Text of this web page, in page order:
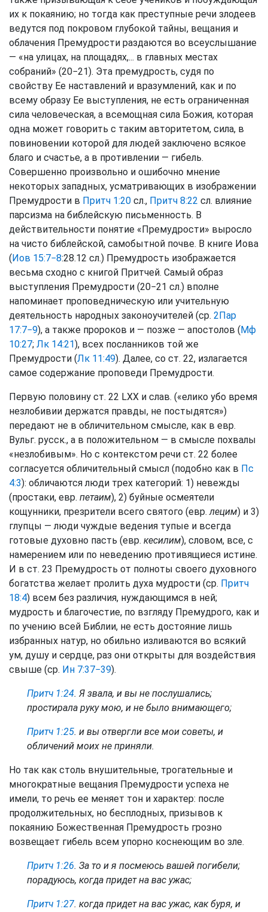
их к покаянию; но тогда как преступные речи злодеев
ведутся под покровом глубокой тайны, вещания и
облачения Премудрости раздаются во всеуслышание
— «на улицах, на площадях,... в главных местах
собраний» (20−21). Эта премудрость, судя по
свойству Ее наставлений и вразумлений, как и по
всему образу Ее выступления, не есть ограниченная
сила человеческая, а всемощная сила Божия, которая
одна может говорить с таким авторитетом, сила, в
повиновении которой для людей заключено всякое
благо и счастье, а в противлении — гибель.
Совершенно произвольно и ошибочно мнение
некоторых западных, усматривающих в изображении
Премудрости в Притч 1:20 сл., Притч 8:22 сл. влияние
парсизма на библейскую письменность. В
действительности понятие «Премудрости» выросло
на чисто библейской, самобытной почве. В книге Иова
(Иов 15:7−8:28.12 сл.) Премудрость изображается
весьма сходно с книгой Притчей. Самый образ
выступления Премудрости (20−21 сл.) вполне
напоминает проповедническую или учительную
деятельность народных законоучителей (ср. 2Пар
17:7−9), а также пророков и — позже — апостолов (Мф
10:27; Лк 14:21), всех посланников той же
Премудрости (Лк 11:49). Далее, со ст. 22, излагается
самое содержание проповеди Премудрости.
Первую половину ст. 22 LXX и слав. («елико убо время
незлобивии держатся правды, не постыдятся»)
передают не в обличительном смысле, как в евр.
Вульг. русск., а в положительном — в смысле похвалы
«незлобивым». Но с контекстом речи ст. 22 более
согласуется обличительный смысл (подобно как в Пс
4:3): обличаются люди трех категорий: 1) невежды
(простаки, евр. петаим), 2) буйные осмеятели
кощунники, презрители всего святого (евр.лецим) и 3)
глупцы — люди чуждые ведения тупые и всегда
готовые духовно пасть (евр. кесилим), словом, все, с
намерением или по неведению противящиеся истине.
И в ст. 23 Премудрость от полноты своего духовного
богатства желает пролить духа мудрости (ср. Притч
18:4) всем без различия, нуждающимся в ней;
мудрость и благочестие, по взгляду Премудрого, как и
по учению всей Библии, не есть достояние лишь
избранных натур, но обильно изливаются во всякий
ум, душу и сердце, раз они открыты для воздействия
свыше (ср. Ин 7:37−39).
Притч 1:24. Я звала, и вы не послушались;
простирала руку мою, и не было внимающего;
Притч 1:25. и вы отвергли все мои советы, и
обличений моих не приняли.
Но так как столь внушительные, трогательные и
многократные вещания Премудрости успеха не
имели, то речь ее меняет тон и характер: после
продолжительных, но бесплодных, призывов к
покаянию Божественная Премудрость грозно
возвещает гибель всем упорно коснеющим во зле.
Притч 1:26. За то и я посмеюсь вашей погибели;
порадуюсь, когда придет на вас ужас;
Притч 1:27. когда придет на вас ужас, как буря, и